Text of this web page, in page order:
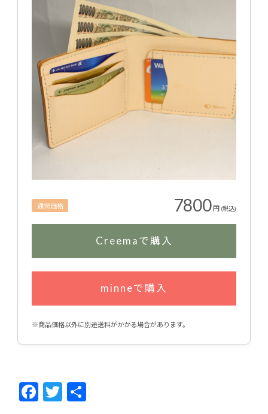
通常価格 7800円 (税込)
Creemaで購入
minneで購入
※商品価格以外に別途送料がかかる場合があります。
F
T